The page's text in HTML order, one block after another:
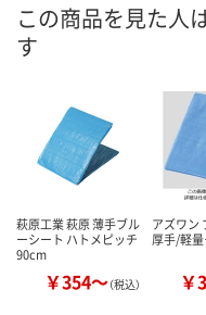
カゴへ
この商品を見た人
す
萩原工業 萩原 薄手ブル
ーシート ハトメピッチ
90cm
￥354～（税込）
アズワン
厚手/軽
￥